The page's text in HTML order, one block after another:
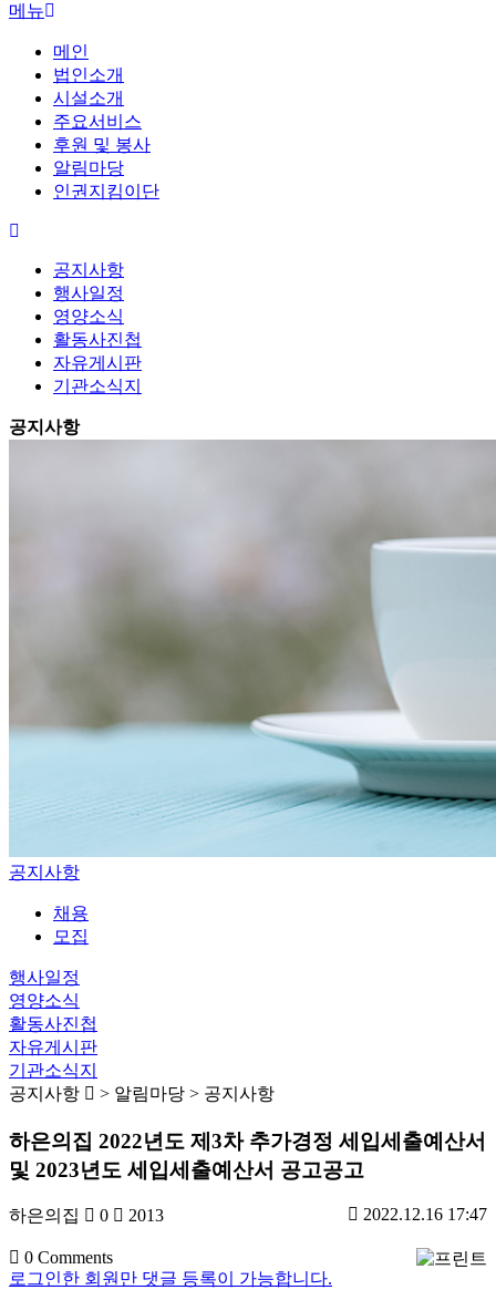
메뉴
메인
법인소개
시설소개
주요서비스
후원 및 봉사
알림마당
인권지킴이단
공지사항
행사일정
영양소식
활동사진첩
자유게시판
기관소식지
공지사항
공지사항
채용
모집
행사일정
영양소식
활동사진첩
자유게시판
기관소식지
공지사항
> 알림마당 > 공지사항
하은의집 2022년도 제3차 추가경정 세입세출예산서
및 2023년도 세입세출예산서 공고공고
하은의집 0 2013 2022.12.16 17:47
0 Comments
로그인한 회원만 댓글 등록이 가능합니다.